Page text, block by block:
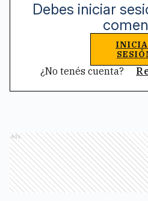
Debes iniciar
¿No tenés cuenta?
Ads